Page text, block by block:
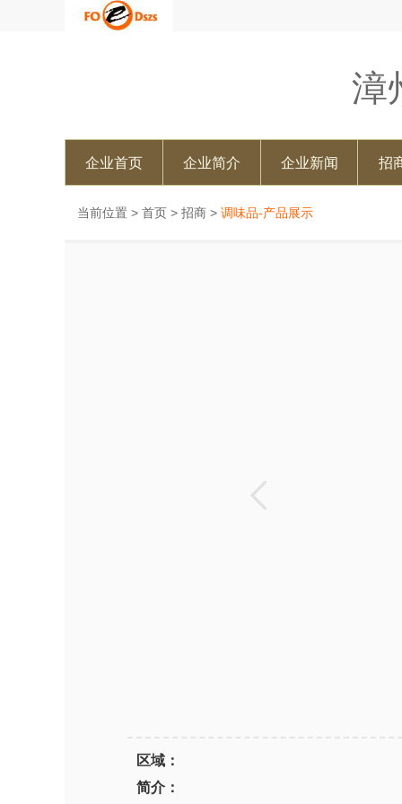
漳
企业首页 企业简介 企业新闻 招
当前位置 > 首页 > 招商 > 调味品-产品展示
区域：
简介：